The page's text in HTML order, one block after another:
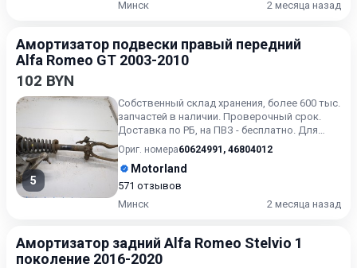
Минск
2 месяца назад
Амортизатор подвески правый передний
Alfa Romeo GT 2003-2010
102 BYN
5
Собственный склад хранения, более 600 тыс.
запчастей в наличии. Проверочный срок.
Доставка по РБ, на ПВЗ - бесплатно. Для
получения актуальн...
Ориг. номера60624991 , 46804012
Motorland
571 отзывов
Минск
2 месяца назад
Амортизатор задний Alfa Romeo Stelvio 1
поколение 2016-2020